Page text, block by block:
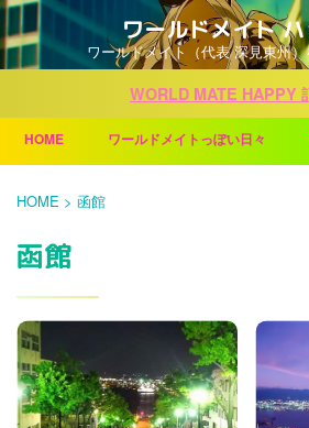
ワールドメイト
ワールドメイト（代表 深見東州
WORLD MATE HAPPY
HOME ワールドメイトっぽい日々
HOME > 函館
函館